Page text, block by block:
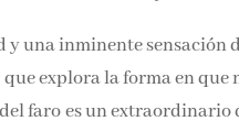
y una inminente sensación
explora la forma en
faro es un extraordinario